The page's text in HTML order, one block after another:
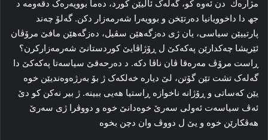
مژارەك دن ئه‌وه‌ کو، گه‌له‌ک ئالیێن کورد، ده‌ما بوویه‌ره‌ک دقەومە د
جھ دا‌ داخوویانیا ده‌رتێخن و بوویه‌را شه‌رمه‌زار دکن. گه‌لۆ چه‌ند
پارتییێن سیاسی، یان ژی ده‌زگه‌هێن سڤیل، ده‌زگه‌هێن مافێ مرۆڤان
ئێریشا چه‌کدارێن پەكەكێ ل ڕۆژاڤایێ کوردستانێ شه‌رمه‌زارکرن؟
ڕاست مرۆڤ مه‌ره‌قا ڤان ناڤا دکه‌. د ده‌رحه‌قێ سیاسەتا پەكەكێ دا
گه‌له‌ک تشت تێن گۆتن، لێ دیارە خه‌لکه‌ک ژ بۆ به‌رژه‌وه‌ندیێن خوه‌
یێن که‌سا‌تی و ڕۆژانه‌ ناخوازه‌ ڕاستیا هه‌یی ببینه‌. ژ بیر نه‌کن کو دێ
ئه‌ڤ سیاسه‌ت ئه‌ولی سه‌رێ خوه‌دانێ خوه‌ و دووڤرا ژی سه‌رێ
هه‌ڤکارێن خوه‌ و یێ ل دووڤ وان دچن بخوه‌